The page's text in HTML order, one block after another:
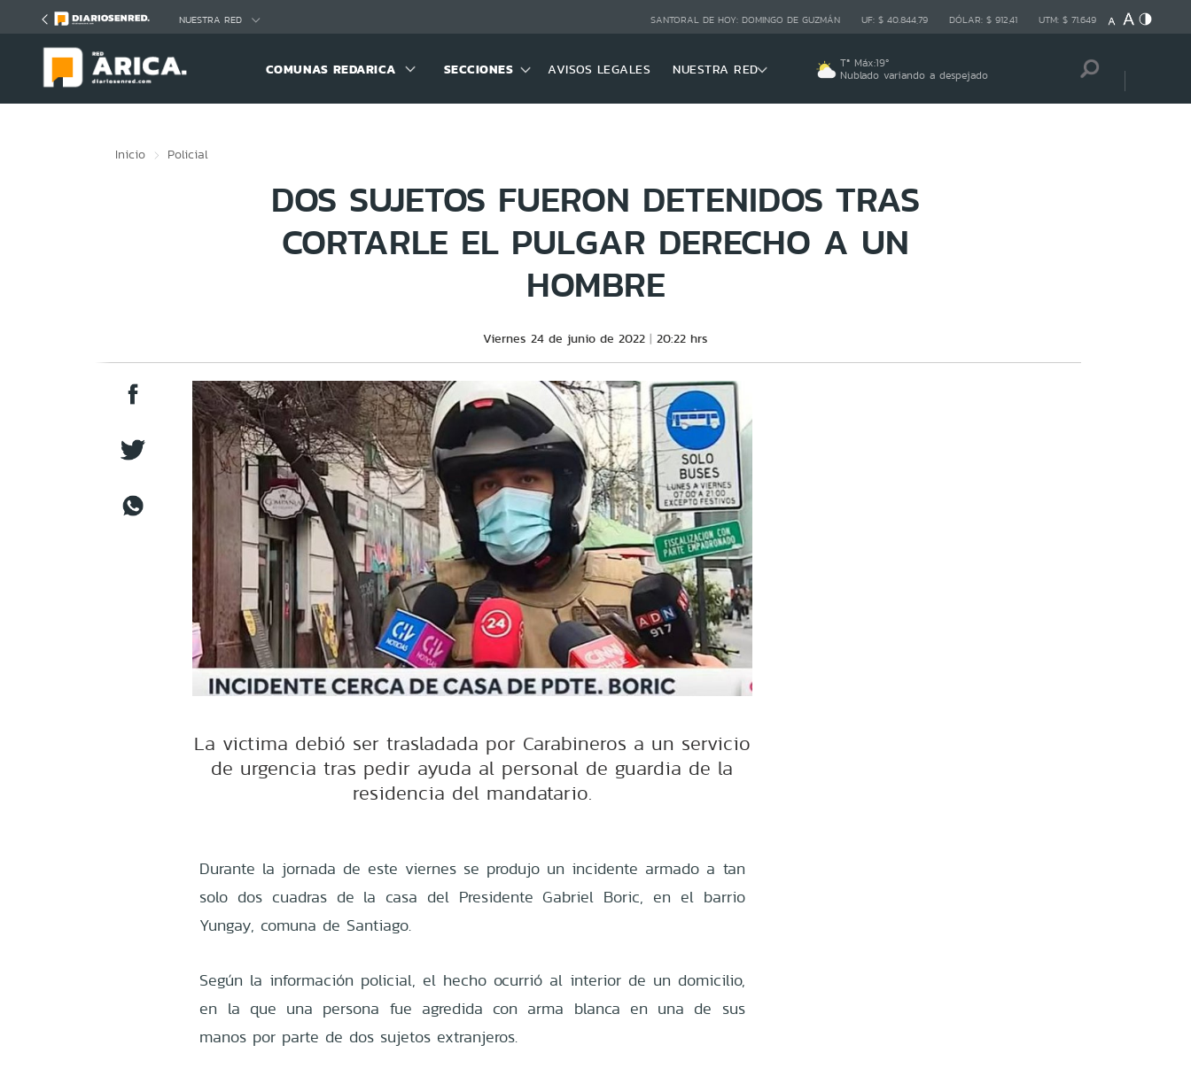
NUESTRA RED SANTORAL DE HOY: DOMINGO DE GUZMÁN UF: $ 40.844,79 DÓLAR: $ 912,41 UTM: $ 71.649
COMUNAS REDARICA SECCIONES AVISOS LEGALES NUESTRA RED Tª Máx:19º
Nublado variando a despejado
Inicio Policial
DOS SUJETOS FUERON DETENIDOS TRAS
CORTARLE EL PULGAR DERECHO A UN
HOMBRE
Viernes 24 de junio de 2022 20:22 hrs
La victima debió ser trasladada por Carabineros a un servicio
de urgencia tras pedir ayuda al personal de guardia de la
residencia del mandatario.
Durante la jornada de este viernes se produjo un incidente armado a tan
solo dos cuadras de la casa del Presidente Gabriel Boric, en el barrio
Yungay, comuna de Santiago.
Según la información policial, el hecho ocurrió al interior de un domicilio,
en la que una persona fue agredida con arma blanca en una de sus
manos por parte de dos sujetos extranjeros.